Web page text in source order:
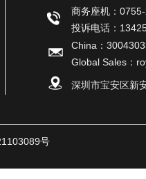
商务座机：
投诉电话：
China：
Global Sales：
深圳市宝安区新
号